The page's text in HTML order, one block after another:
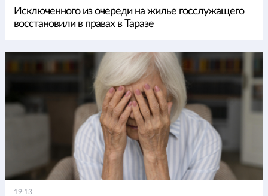
Исключенного из очереди на жилье госслужащего
восстановили в правах в Таразе
19:13